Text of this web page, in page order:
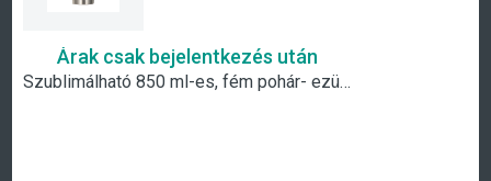
Árak csak bejelentkezés után
Szublimálható 850 ml-es, fém pohár- ezüst